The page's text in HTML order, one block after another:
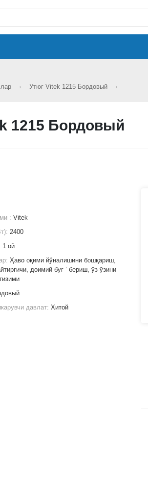
Утюг Vitek 1215 Бордовый
1215 Бордовый
:Vitek
2400
1 ой
Ҳаво оқими йўналишини бошқариш,
доимий буг ʼ бериш, ўз-ўзини
давлат:Хитой